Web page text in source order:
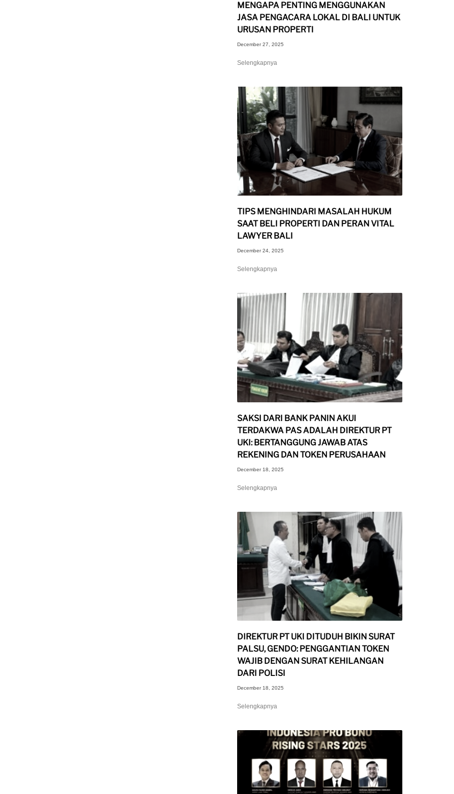
MENGAPA PENTING MENGGUNAKAN
JASA PENGACARA LOKAL DI BALI UNTUK
URUSAN PROPERTI
December 27, 2025
Selengkapnya
TIPS MENGHINDARI MASALAH HUKUM
SAAT BELI PROPERTI DAN PERAN VITAL
LAWYER BALI
December 24, 2025
Selengkapnya
SAKSI DARI BANK PANIN AKUI
TERDAKWA PAS ADALAH DIREKTUR PT
UKI: BERTANGGUNG JAWAB ATAS
REKENING DAN TOKEN PERUSAHAAN
December 18, 2025
Selengkapnya
DIREKTUR PT UKI DITUDUH BIKIN SURAT
PALSU, GENDO: PENGGANTIAN TOKEN
WAJIB DENGAN SURAT KEHILANGAN
DARI POLISI
December 18, 2025
Selengkapnya